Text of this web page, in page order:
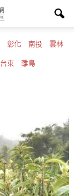
彰化 南投 雲林
台東 離島